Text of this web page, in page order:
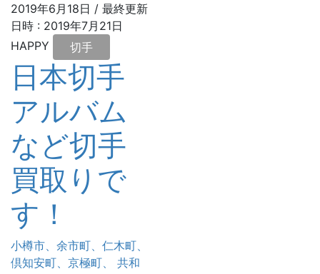
2019年6月18日 / 最終更新
日時 : 2019年7月21日
HAPPY
切手
日本切手
アルバム
など切手
買取りで
す！
小樽市、余市町、仁木町、
倶知安町、京極町、 共和